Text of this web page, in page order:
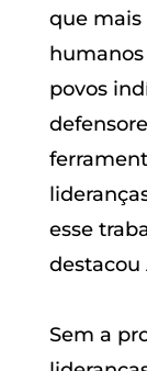
que mais
povos
esse
destacou
Sem a